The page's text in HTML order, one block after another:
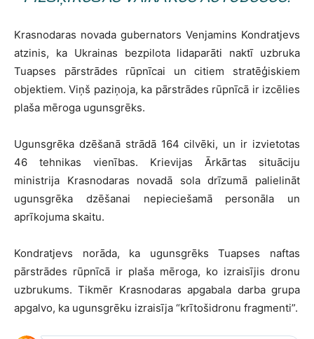
Krasnodaras novada gubernators Venjamins Kondratjevs
atzinis, ka Ukrainas bezpilota lidaparāti naktī uzbruka
Tuapses pārstrādes rūpnīcai un citiem stratēģiskiem
objektiem. Viņš paziņoja, ka pārstrādes rūpnīcā ir izcēlies
plaša mēroga ugunsgrēks.
Ugunsgrēka dzēšanā strādā 164 cilvēki, un ir izvietotas
46 tehnikas vienības. Krievijas Ārkārtas situāciju
ministrija Krasnodaras novadā sola drīzumā palielināt
ugunsgrēka dzēšanai nepieciešamā personāla un
aprīkojuma skaitu.
Kondratjevs norāda, ka ugunsgrēks Tuapses naftas
pārstrādes rūpnīcā ir plaša mēroga, ko izraisījis dronu
uzbrukums. Tikmēr Krasnodaras apgabala darba grupa
apgalvo, ka ugunsgrēku izraisīja “krītoši​dronu fragmenti”.